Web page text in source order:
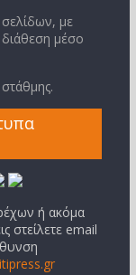
με
μέσο
ή ακόμα
στείλετε email